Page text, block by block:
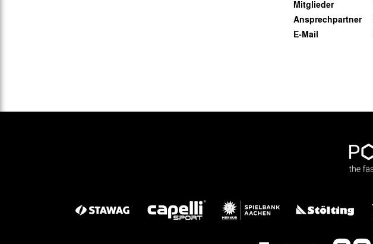
Mitglieder
Ansprechpartner
E-Mail